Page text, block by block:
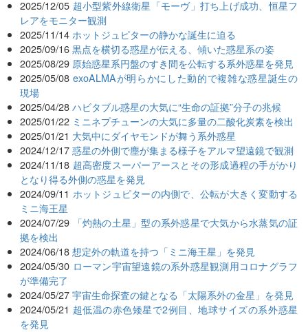
2025/12/05 超小型紫外線衛星「モーヴ」打ち上げ成功、恒星フ
レアをモニター観測
2025/11/14 ホットジュピターの静かな誕生に迫る
2025/09/16 黒点を横切る惑星が伝える、傾いた惑星系の姿
2025/08/29 原始惑星系円盤のすき間を公転する系外惑星を発見
2025/05/08 exoALMAが明らかにした動的で複雑な惑星誕生の
現場
2025/04/28 ハビタブル惑星の大気に“生命の証拠”分子の兆候
2025/01/22 ミニネプチューンの大気に多量の二酸化炭素を検出
2025/01/21 大気中にダイヤモンドが舞う系外惑星
2024/12/17 惑星の外側で塵が集まる様子をアルマ望遠鏡で観測
2024/11/18 超高密度スーパーアースとその形成過程の手がかり
となり得る外側の惑星を発見
2024/09/11 ホットジュピターの内側で、公転が大きく変動する
ミニ海王星
2024/07/29
「灼熱の土星」型の系外惑星で大気から水蒸気の証
拠を検出
2024/06/18 想定外の軌道を持つ「ミニ海王星」を発見
2024/05/30 ローマン宇宙望遠鏡の系外惑星観測用コロナグラフ
が準備完了
2024/05/27 宇宙生命探査の鍵となる「太陽系外の金星」を発見
2024/05/21 超低温の赤色矮星で2例目、地球サイズの系外惑星
を発見